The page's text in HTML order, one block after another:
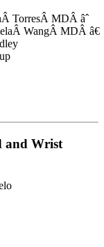
TorresÂ MDÂ âˆ
WangÂ MDÂ â€
and Wrist